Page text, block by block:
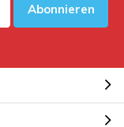
Abonnieren